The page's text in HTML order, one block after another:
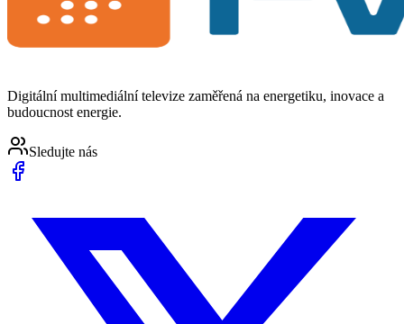
Digitální multimediální televize zaměřená na energetiku, inovace a
budoucnost energie.
Sledujte nás